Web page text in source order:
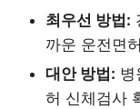
최우선 방법:
까운 운전면
대안 방법: 병
허 신체검사